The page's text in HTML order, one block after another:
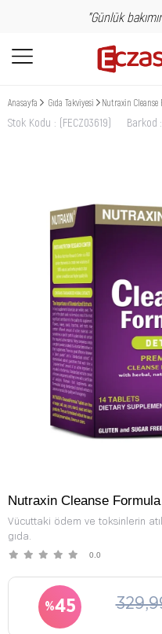
"Günlük
Anasayfa Gıda Takviyesi Nutraxin Cleanse
Stok Kodu (FECZ03619) Barkod :
Nutraxin Cleanse
Vücuttaki ödem ve toksinlerin
gıda.
0.0
45